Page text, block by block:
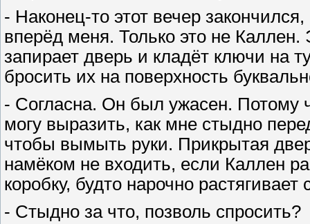
- Наконец-то этот вечер
вперёд меня. Только это не
запирает дверь и кладёт ключи на
бросить их на поверхность
- Согласна. Он был ужасен. Потому
могу выразить, как мне стыдно
чтобы вымыть руки. Прикрытая
намёком не входить, если Каллен
коробку, будто нарочно растягивает
- Стыдно за что, позволь спросить?